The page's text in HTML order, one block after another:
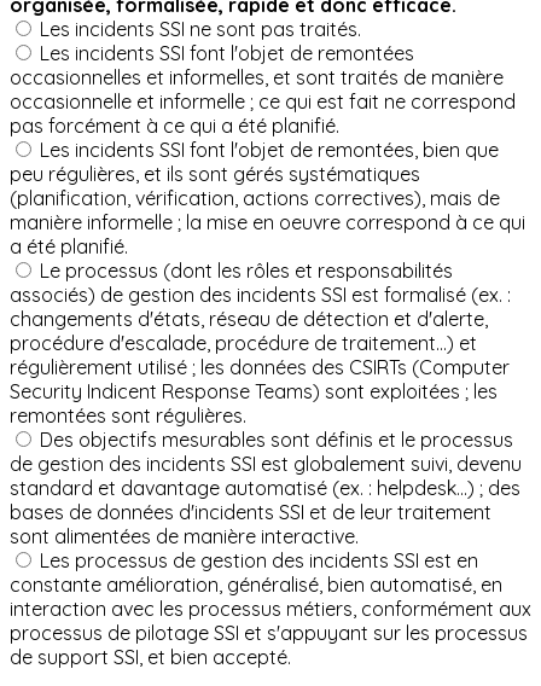
organisée, formalisée, rapide et donc efficace.
Les incidents SSI ne sont pas traités.
Les incidents SSI font l'objet de remontées
occasionnelles et informelles, et sont traités de manière
occasionnelle et informelle ; ce qui est fait ne correspond
pas forcément à ce qui a été planifié.
Les incidents SSI font l'objet de remontées, bien que
peu régulières, et ils sont gérés systématiques
(planification, vérification, actions correctives), mais de
manière informelle ; la mise en oeuvre correspond à ce qui
a été planifié.
Le processus (dont les rôles et responsabilités
associés) de gestion des incidents SSI est formalisé (ex. :
changements d'états, réseau de détection et d'alerte,
procédure d'escalade, procédure de traitement...) et
régulièrement utilisé ; les données des CSIRTs (Computer
Security Indicent Response Teams) sont exploitées ; les
remontées sont régulières.
Des objectifs mesurables sont définis et le processus
de gestion des incidents SSI est globalement suivi, devenu
standard et davantage automatisé (ex. : helpdesk...) ; des
bases de données d'incidents SSI et de leur traitement
sont alimentées de manière interactive.
Les processus de gestion des incidents SSI est en
constante amélioration, généralisé, bien automatisé, en
interaction avec les processus métiers, conformément aux
processus de pilotage SSI et s'appuyant sur les processus
de support SSI, et bien accepté.